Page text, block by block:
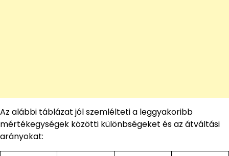
Az alábbi táblázat jól szemlélteti a leggyakoribb
mértékegységek közötti különbségeket és az átváltási
arányokat: